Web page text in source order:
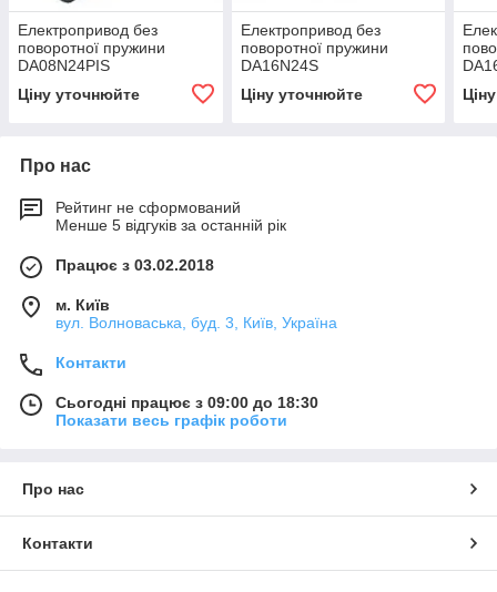
Електропривод без
поворотної пружини
DA08N24PIS
Ціну уточнюйте
Електропривод без
поворотної пружини
DA16N24S
Ціну уточнюйте
Про нас
Рейтинг не сформований
Менше 5 відгуків за останній рік
Працює з 03.02.2018
м. Київ
вул. Волноваська, буд. 3, Київ, Україна
Контакти
Сьогодні працює з 09:00 до 18:30
Показати весь графік роботи
Про нас
Контакти